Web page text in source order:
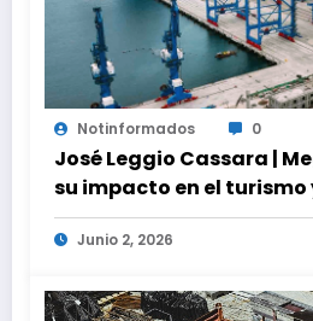
Notinformados 0
José Leggio Cassara |
su impacto en el turismo
global
Junio 2, 2026